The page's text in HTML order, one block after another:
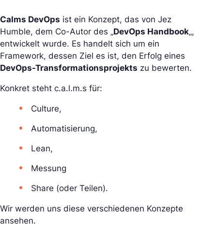
Calms DevOps ist ein Konzept, das von Jez
Humble, dem Co-Autor des „DevOps Handbook„,
entwickelt wurde. Es handelt sich um ein
Framework, dessen Ziel es ist, den Erfolg eines
DevOps-Transformationsprojekts zu bewerten.
Konkret steht c.a.l.m.s für:
Culture,
Automatisierung,
Lean,
Messung
Share (oder Teilen).
Wir werden uns diese verschiedenen Konzepte
ansehen.